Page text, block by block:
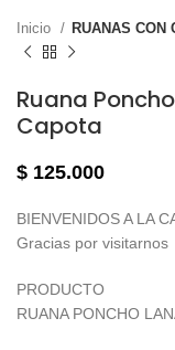
Inicio RUANAS CON
Ruana
Capota
$ 125.000
BIENVENIDOS A LA
Gracias por visitarnos
PRODUCTO
RUANA PONCHO